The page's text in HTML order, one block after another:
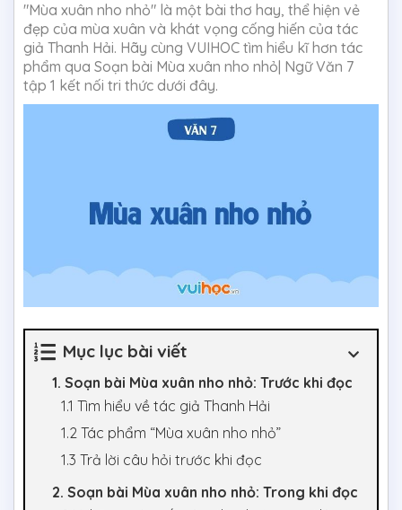
"Mùa xuân nho nhỏ" là một bài thơ hay, thể hiện vẻ
đẹp của mùa xuân và khát vọng cống hiến của tác
giả Thanh Hải. Hãy cùng VUIHOC tìm hiểu kĩ hơn tác
phẩm qua Soạn bài Mùa xuân nho nhỏ| Ngữ Văn 7
tập 1 kết nối tri thức dưới đây.
Mục lục bài viết
1. Soạn bài Mùa xuân nho nhỏ: Trước khi đọc
1.1 Tìm hiểu về tác giả Thanh Hải
1.2 Tác phẩm “Mùa xuân nho nhỏ”
1.3 Trả lời câu hỏi trước khi đọc
2. Soạn bài Mùa xuân nho nhỏ: Trong khi đọc